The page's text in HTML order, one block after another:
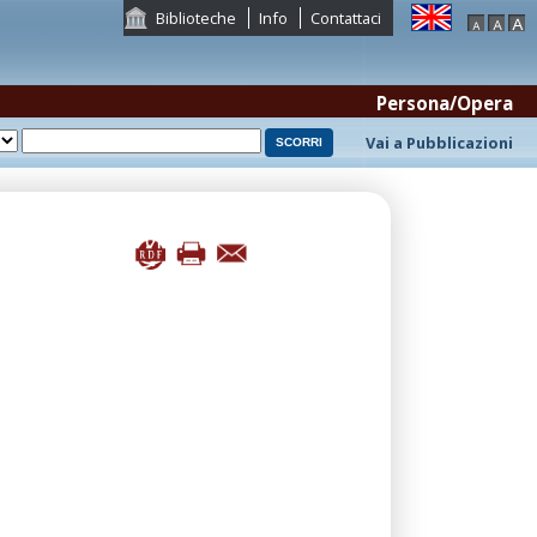
Biblioteche Info Contattaci
Persona/Opera
Vai a Pubblicazioni